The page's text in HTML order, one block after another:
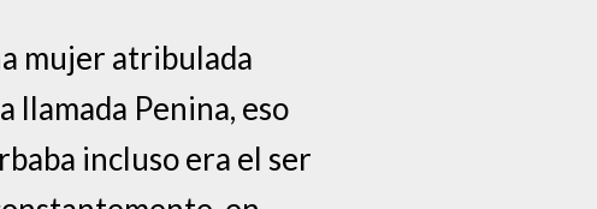
mujer atribulada
llamada Penina, eso
incluso era el ser